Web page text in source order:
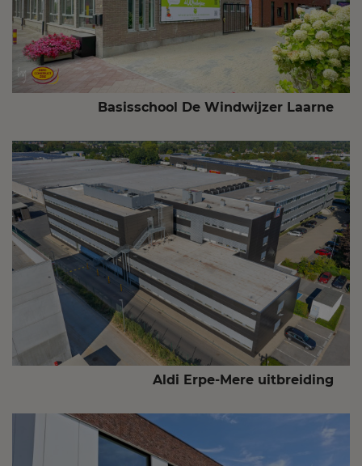
Basisschool De Windwijzer Laarne
Aldi Erpe-Mere uitbreiding